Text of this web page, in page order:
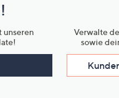
unseren
Verwalte
sowie